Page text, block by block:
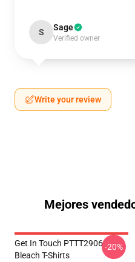
S Sage
Verified owner
Write your review
Mejores
Get In Touch PTTT2906
Bleach T-Shirts
-20%